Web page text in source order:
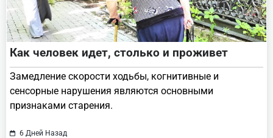
Как человек идет, столько и проживет
Замедление скорости ходьбы, когнитивные и
сенсорные нарушения являются основными
признаками старения.
6 Дней Назад